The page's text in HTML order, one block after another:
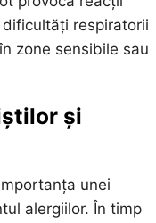
respiratorii
zone sensibile sau
și
unei
alergiilor. În timp